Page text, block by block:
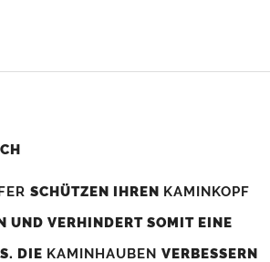
SCHÜTZEN IHREN KAMINKOPF
UND VERHINDERT SOMIT EINE
DIE KAMINHAUBEN VERBESSERN